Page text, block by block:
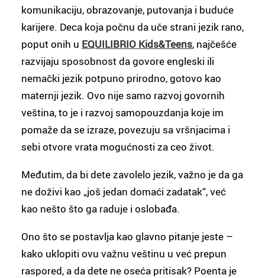
komunikaciju, obrazovanje, putovanja i buduće
karijere. Deca koja počnu da uče strani jezik rano,
poput onih u EQUILIBRIO Kids&Teens, najčešće
razvijaju sposobnost da govore engleski ili
nemački jezik potpuno prirodno, gotovo kao
maternji jezik. Ovo nije samo razvoj govornih
veština, to je i razvoj samopouzdanja koje im
pomaže da se izraze, povezuju sa vršnjacima i
sebi otvore vrata mogućnosti za ceo život.
Međutim, da bi dete zavolelo jezik, važno je da ga
ne doživi kao „još jedan domaći zadatak“, već
kao nešto što ga raduje i oslobađa.
Ono što se postavlja kao glavno pitanje jeste –
kako uklopiti ovu važnu veštinu u već prepun
raspored, a da dete ne oseća pritisak? Poenta je